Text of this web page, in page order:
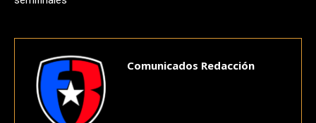
Comunicados Redacción